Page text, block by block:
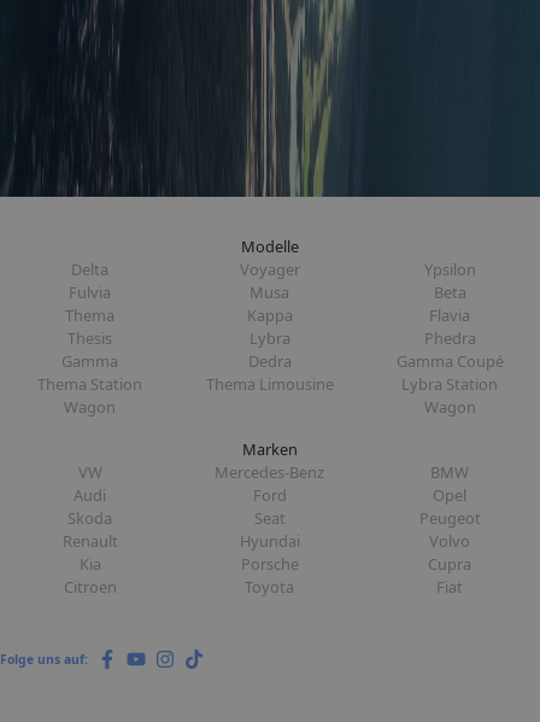
Modelle
Delta
Voyager
Ypsilon
Fulvia
Musa
Beta
Thema
Kappa
Flavia
Thesis
Lybra
Phedra
Gamma
Dedra
Gamma Coupé
Thema Station
Wagon
Thema Limousine
Lybra Station
Wagon
Marken
VW
Mercedes-Benz
BMW
Audi
Ford
Opel
Skoda
Seat
Peugeot
Renault
Hyundai
Volvo
Kia
Porsche
Cupra
Citroen
Toyota Fiat
Folge uns auf: